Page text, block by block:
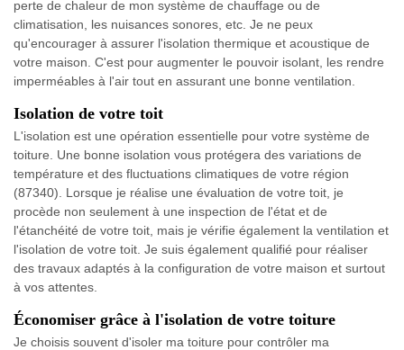
perte de chaleur de mon système de chauffage ou de
climatisation, les nuisances sonores, etc. Je ne peux
qu'encourager à assurer l'isolation thermique et acoustique de
votre maison. C'est pour augmenter le pouvoir isolant, les rendre
imperméables à l'air tout en assurant une bonne ventilation.
Isolation de votre toit
L'isolation est une opération essentielle pour votre système de
toiture. Une bonne isolation vous protégera des variations de
température et des fluctuations climatiques de votre région
(87340). Lorsque je réalise une évaluation de votre toit, je
procède non seulement à une inspection de l'état et de
l'étanchéité de votre toit, mais je vérifie également la ventilation et
l'isolation de votre toit. Je suis également qualifié pour réaliser
des travaux adaptés à la configuration de votre maison et surtout
à vos attentes.
Économiser grâce à l'isolation de votre toiture
Je choisis souvent d'isoler ma toiture pour contrôler ma